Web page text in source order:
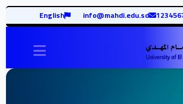
info@mahdi.edu.sd
English